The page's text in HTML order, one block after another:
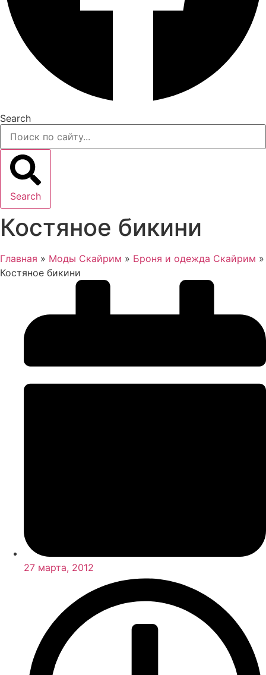
Search
Search
Костяное бикини
Главная » Моды Скайрим » Броня и одежда Скайрим »
Костяное бикини
27 марта, 2012